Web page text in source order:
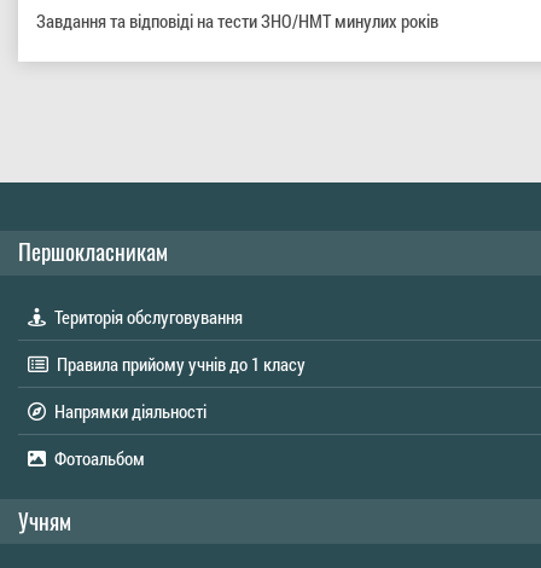
Завдання та відповіді на тести ЗНО/НМТ минулих років
Першокласникам
Територія обслуговування
Правила прийому учнів до 1 класу
Напрямки діяльності
Фотоальбом
Учням